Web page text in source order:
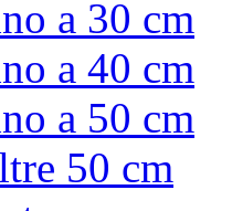
a 30 cm
a 40 cm
a 50 cm
50 cm